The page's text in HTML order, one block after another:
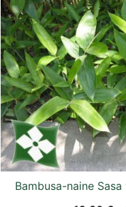
Bambusa-naine